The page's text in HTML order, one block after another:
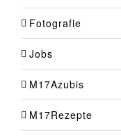
Fotografie
Jobs
M17Azubis
M17Rezepte